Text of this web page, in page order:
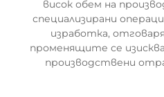
висок обем на
специализирани
изработка,
променящите се
производствени